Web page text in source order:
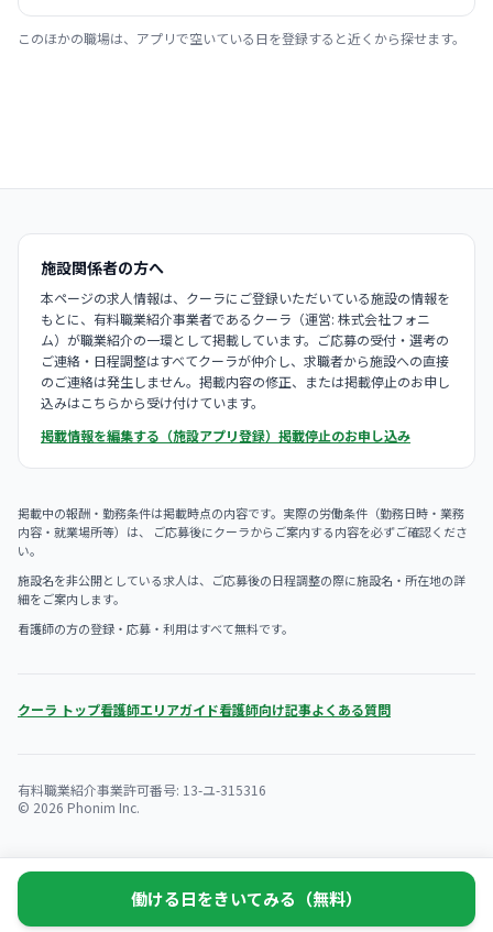
このほかの職場は、アプリで空いている日を登録すると近くから探せます。
施設関係者の方へ
本ページの求人情報は、クーラにご登録いただいている施設の情報を
もとに、有料職業紹介事業者であるクーラ（運営: 株式会社フォニ
ム）が職業紹介の一環として掲載しています。ご応募の受付・選考の
ご連絡・日程調整はすべてクーラが仲介し、求職者から施設への直接
のご連絡は発生しません。掲載内容の修正、または掲載停止のお申し
込みはこちらから受け付けています。
掲載情報を編集する（施設アプリ登録） 掲載停止のお申し込み
掲載中の報酬・勤務条件は掲載時点の内容です。実際の労働条件（勤務日時・業務
内容・就業場所等）は、 ご応募後にクーラからご案内する内容を必ずご確認くださ
い。
施設名を非公開としている求人は、ご応募後の日程調整の際に施設名・所在地の詳
細をご案内します。
看護師の方の登録・応募・利用はすべて無料です。
クーラ トップ看護師エリアガイド看護師向け記事よくある質問
有料職業紹介事業許可番号: 13-ユ-315316
© 2026 Phonim Inc.
働ける日をきいてみる（無料）